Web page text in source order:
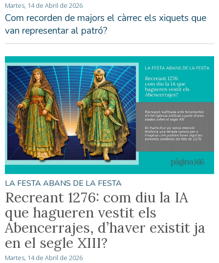
Martes, 14 de Abril de 2026
Com recorden de majors el càrrec els xiquets que
van representar al patró?
LA FESTA ABANS DE LA FESTA
Recreant 1276: com diu la IA
que hagueren vestit els
Abencerrajes, d’haver existit ja
en el segle XIII?
Martes, 14 de Abril de 2026